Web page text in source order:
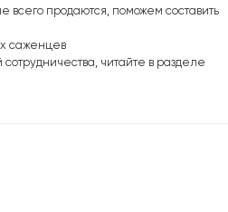
всего продаются, поможем составить
саженцев
читайте в разделе